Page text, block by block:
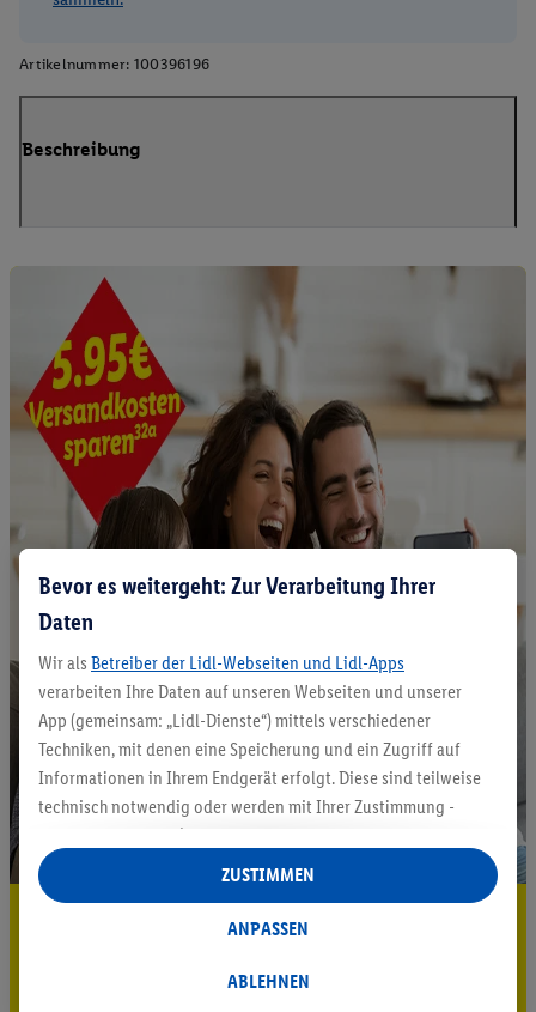
Artikelnummer: 100396196
Beschreibung
5.95 € Versand sparen³²ᵃ
Bevor es weitergeht: Zur Verarbeitung Ihrer
Daten
Wir als Betreiber der Lidl-Webseiten und Lidl-Apps
verarbeiten Ihre Daten auf unseren Webseiten und unserer
App (gemeinsam: „Lidl-Dienste“) mittels verschiedener
Techniken, mit denen eine Speicherung und ein Zugriff auf
Informationen in Ihrem Endgerät erfolgt. Diese sind teilweise
technisch notwendig oder werden mit Ihrer Zustimmung -
auch durch Partner (u.a.
Verantwortliche; im Zusammenhang mit dem IAB TCF
insgesamt
Statistik-Erstellung oder für personalisierte Werbung
Datenverarbeitungen für personalisierte Werbung werden
ABLEHNEN
ANPASSEN
ZUSTIMMEN